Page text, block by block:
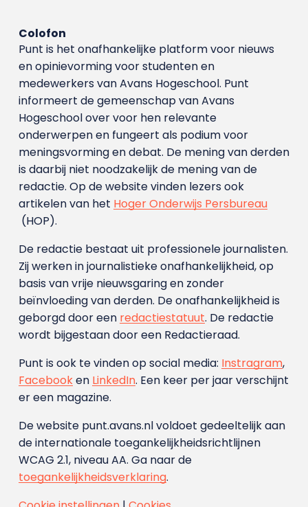
Colofon
Punt is het onafhankelijke platform voor nieuws
en opinievorming voor studenten en
medewerkers van Avans Hoge­school. Punt
informeert de gemeenschap van Avans
Hogeschool over voor hen relevante
onderwerpen en fungeert als podium voor
meningsvorming en debat. De mening van derden
is daarbij niet noodzakelijk de mening van de
redactie. Op de website vinden lezers ook
artikelen van het Hoger Onderwijs Persbureau
(HOP).
De redactie bestaat uit professionele journalisten.
Zij werken in journalistieke onafhankelijkheid, op
basis van vrije nieuwsgaring en zonder
beïnvloeding van derden. De onafhankelijkheid is
geborgd door een redactiestatuut. De redactie
wordt bijgestaan door een Redactieraad.
Punt is ook te vinden op social media: Instragram,
Facebooken LinkedIn. Een keer per jaar verschijnt
er een magazine.
De website punt.avans.nl voldoet gedeeltelijk aan
de internationale toegankelijkheidsrichtlijnen
WCAG 2.1, niveau AA. Ga naar de
toegankelijkheidsverklaring.